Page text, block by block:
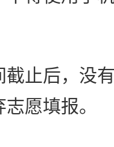
止后，没有
愿填报。